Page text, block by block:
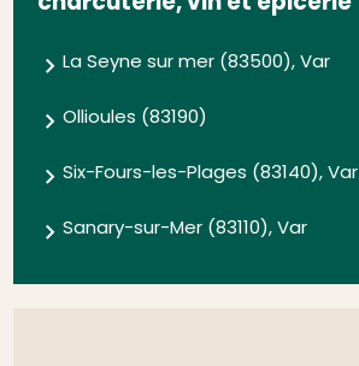
La Seyne sur mer (83500), Var
Ollioules (83190)
Six-Fours-les-Plages (83140), Var
Sanary-sur-Mer (83110), Var